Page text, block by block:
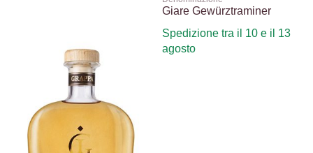
Giare Gewürztraminer
Spedizione tra il 10 e il 13
agosto